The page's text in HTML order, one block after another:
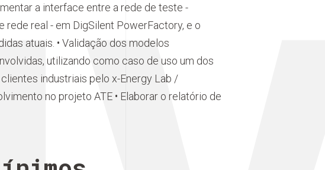
a interface entre a rede de teste -
rede real - em DigSilent PowerFactory, e o
atuais. • Validação dos modelos
utilizando como caso de uso um dos
industriais pelo x-Energy Lab /
no projeto ATE • Elaborar o relatório de